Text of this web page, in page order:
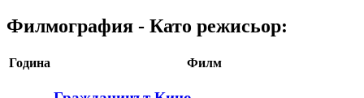
Филмография - Като режисьор:
Година Филм